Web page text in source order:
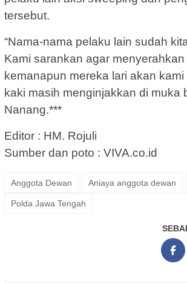
tersebut.
“Nama-nama pelaku lain sudah
Kami sarankan agar menyerahkan
kemanapun mereka lari akan
kaki masih menginjakkan di muka
Nanang.***
Editor : HM. Rojuli
Sumber dan poto : VIVA.co.id
Anggota Dewan Aniaya anggota dewan
Polda Jawa Tengah